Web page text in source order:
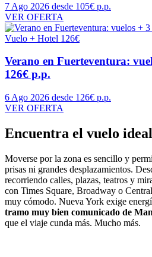
7 Ago 2026 desde 105€ p.p.
VER OFERTA
Vuelo + Hotel 126€
Verano en Fuerteventura:
126€ p.p.
6 Ago 2026 desde 126€ p.p.
VER OFERTA
Encuentra el vuelo
Moverse por la zona es sencillo y
prisas ni grandes desplazamientos.
recorriendo calles, plazas, teatros y
con Times Square, Broadway o
muy cómodo. Nueva York exige
tramo muy bien comunicado de
que el viaje cunda más. Mucho más.